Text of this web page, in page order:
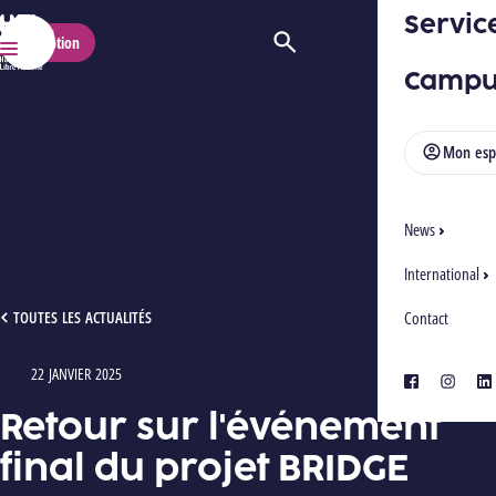
HELMo
Menu
Mon
News
International
Contact
facebook
Inscription Ouvrir/Fermer la recherche
TOUTES LES ACTUALITÉS
RETOUR SUR L'ÉVÉNEMENT FINAL DU PROJET BRIDGE
Retour sur l'événement
final du projet BRIDGE
Type : Articles
22 JANVIER 2025